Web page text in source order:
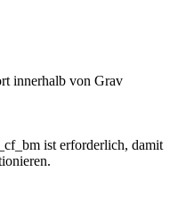
innerhalb von Grav
ist erforderlich, damit